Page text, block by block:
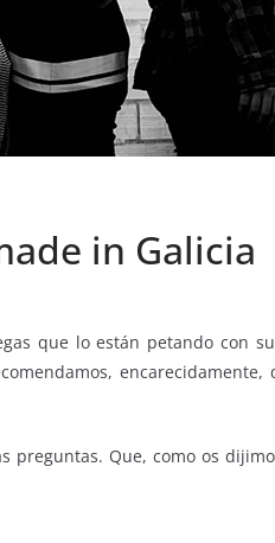
in Galicia
que lo están petando con
preguntas. Que, como os